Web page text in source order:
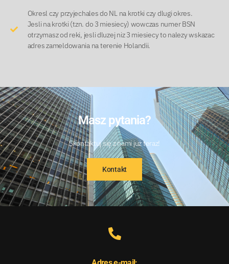
Okresl czy przyjechales do NL na krotki czy dlugi okres.
Jesli na krotki (tzn. do 3 miesiecy) wowczas numer BSN
otrzymasz od reki, jesli dluzej niz 3 miesiecy to nalezy wskazac
adres zameldowania na terenie Holandii.
Masz pytania?
Skontaktuj się z nami już teraz!
Kontakt